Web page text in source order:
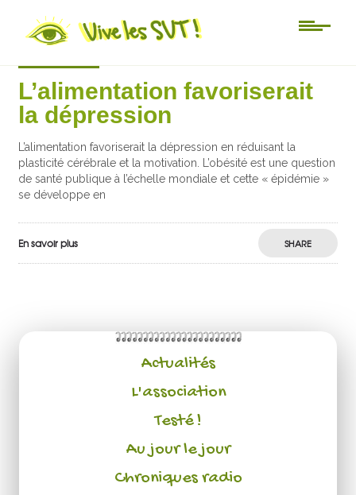
L’alimentation favoriserait
la dépression
L’alimentation favoriserait la dépression en réduisant la
plasticité cérébrale et la motivation. L’obésité est une question
de santé publique à l’échelle mondiale et cette « épidémie »
se développe en
En savoir plus SHARE
Actualités
L'association
Testé !
Au jour le jour
Chroniques radio